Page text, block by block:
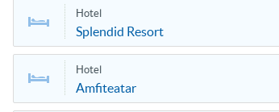
Hotel
Splendid Resort
Hotel
Amfiteatar